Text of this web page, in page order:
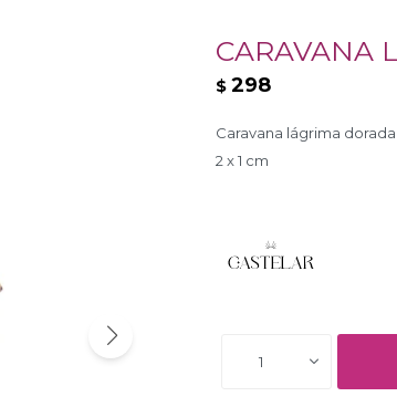
CARAVANA
$ 298
Caravana lágrima
2 x 1 cm
1